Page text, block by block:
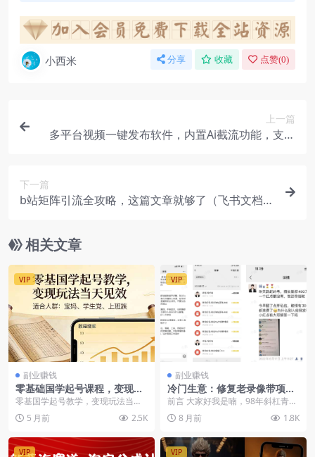
小西米 分享 收藏 点赞(0)
上一篇
多平台视频一键发布软件，内置Ai截流功能，支持
下一篇
b站矩阵引流全攻略，这篇文章就够了（飞书文档教
相关文章
VIP
副业赚钱
零基础国学起号课程，变现玩
法当天见效，适合人群:宝妈、
学生党、上班族
零基国学起号教学，变现玩法当天
见效，适合人群:宝妈、学生党、上
班族5 月前 2.5K
VIP
副业赚钱
冷门生意：修复老录像带项
目，每天两小时轻松月入过万
前言 大家好我是喃，98年斜杠青
年，第一次写项目复盘，写的不好
多担待，废话不说直...
8 月前 1.8K
VIP VIP